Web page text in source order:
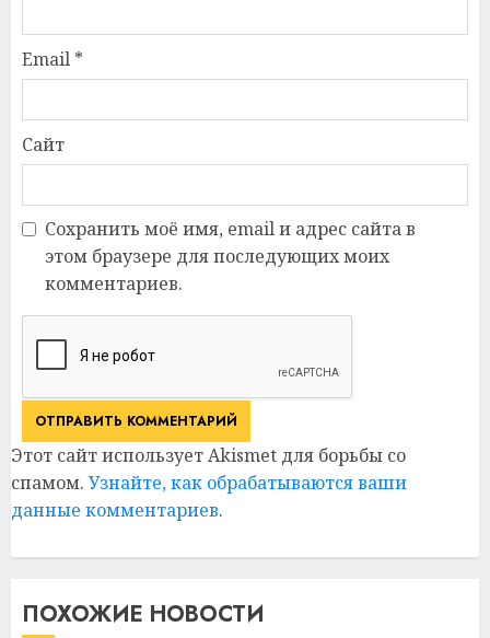
Email *
Сайт
Сохранить моё имя, email и адрес сайта в
этом браузере для последующих моих
комментариев.
Этот сайт использует Akismet для борьбы со
спамом. Узнайте, как обрабатываются ваши
данные комментариев.
ПОХОЖИЕ НОВОСТИ